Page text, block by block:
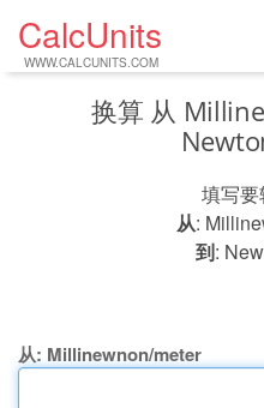
CalcUnits
WWW.CALCUNITS.COM
换算 从
填写
从:
到:
从: Millinewnon/meter